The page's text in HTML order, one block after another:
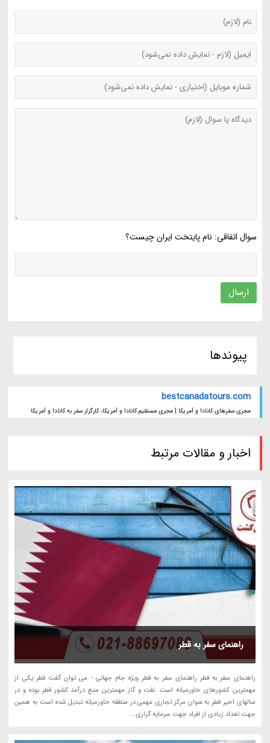
سوال اتفاقی: نام پایتخت ایران چیست؟
ارسال
پیوندها
bestcanadatours.com
مجری سفرهای کانادا و آمریکا | مجری مستقیم کانادا و آمریکا، کارگزار سفر به کانادا و آمریکا
اخبار و مقالات مرتبط
راهنمای سفر به قطر
راهنمای سفر به قطر راهنمای سفر به قطر ویژه جام جهانی - می توان گفت قطر یکی از
مهمترین کشورهای خاورمیانه است. نفت و گاز مهمترین منبع درآمد کشور قطر بوده و در
سالهای اخیر قطر به عنوان مرکز تجاری مهمی در منطقه خاورمیانه تبدیل شده است به همین
جهت تعداد زیادی از افراد جهت سرمایه گزاری...